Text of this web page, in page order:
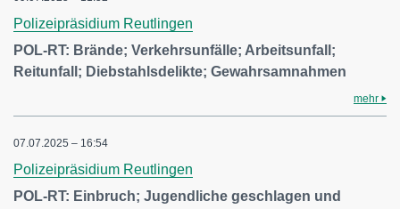
Polizeipräsidium Reutlingen
POL-RT: Brände; Verkehrsunfälle; Arbeitsunfall;
Reitunfall; Diebstahlsdelikte; Gewahrsamnahmen
mehr
07.07.2025 – 16:54
Polizeipräsidium Reutlingen
POL-RT: Einbruch; Jugendliche geschlagen und